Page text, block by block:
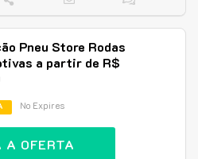
Pneu Store Rodas
a partir de R$
No Expires
A OFERTA